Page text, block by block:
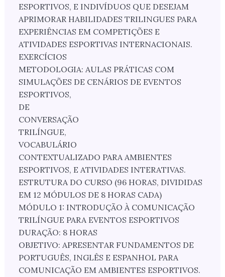
ESPORTIVOS, E INDIVÍDUOS QUE DESEJAM
APRIMORAR HABILIDADES TRILINGUES PARA
EXPERIÊNCIAS EM COMPETIÇÕES E
ATIVIDADES ESPORTIVAS INTERNACIONAIS.
EXERCÍCIOS
METODOLOGIA: AULAS PRÁTICAS COM
SIMULAÇÕES DE CENÁRIOS DE EVENTOS
ESPORTIVOS,
DE
CONVERSAÇÃO
TRILÍNGUE,
VOCABULÁRIO
CONTEXTUALIZADO PARA AMBIENTES
ESPORTIVOS, E ATIVIDADES INTERATIVAS.
ESTRUTURA DO CURSO (96 HORAS, DIVIDIDAS
EM 12 MÓDULOS DE 8 HORAS CADA)
MÓDULO 1: INTRODUÇÃO À COMUNICAÇÃO
TRILÍNGUE PARA EVENTOS ESPORTIVOS
DURAÇÃO: 8 HORAS
OBJETIVO: APRESENTAR FUNDAMENTOS DE
PORTUGUÊS, INGLÊS E ESPANHOL PARA
COMUNICAÇÃO EM AMBIENTES ESPORTIVOS.